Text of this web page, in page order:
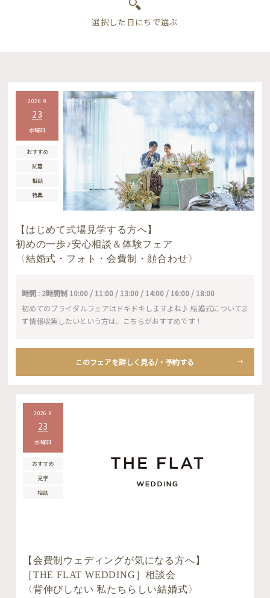
2026.9
23
水曜日
おすすめ
試着
相談
特典
【はじめて式場見学する方へ】
初めの一歩♪安心相談＆体験フェア
〈結婚式・フォト・会費制・顔合わせ〉
時間 : 2時間制 10:00 / 11:00 / 13:00 / 14:00 / 16:00 / 18:00
初めてのブライダルフェアはドキドキしますよね♪ 結婚式についてま
ず情報収集したいという方は、こちらがおすすめです！
このフェアを詳しく見る/・予約する
2026.9
23
水曜日
おすすめ
見学
相談
【会費制ウェディングが気になる方へ】
［THE FLAT WEDDING］相談会
〈背伸びしない 私たちらしい結婚式〉